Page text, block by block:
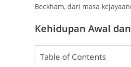
Beckham, dari masa
Kehidupan Awal
Table of Contents